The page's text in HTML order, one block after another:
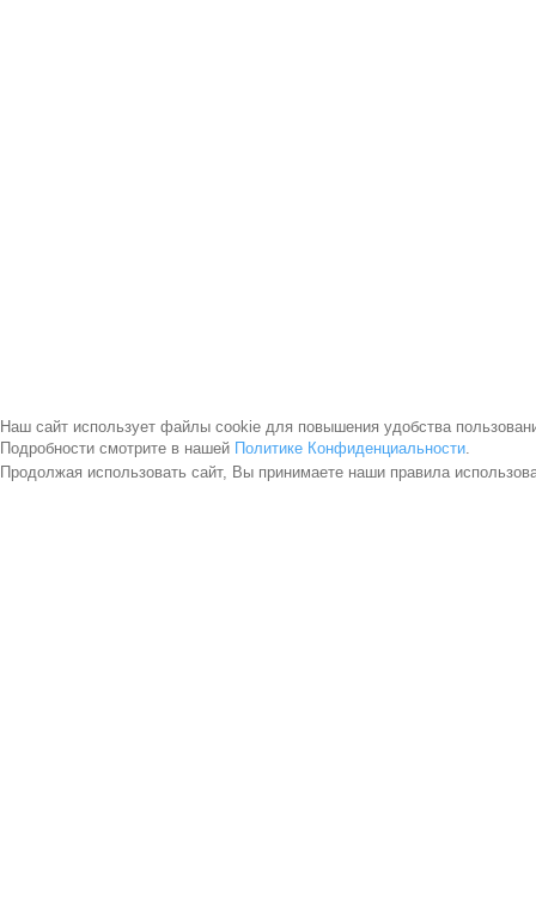
Наш сайт использует файлы cookie для повышения удобства
Подробности смотрите в нашей Политике Конфиденциальности.
Продолжая использовать сайт, Вы принимаете наши правила